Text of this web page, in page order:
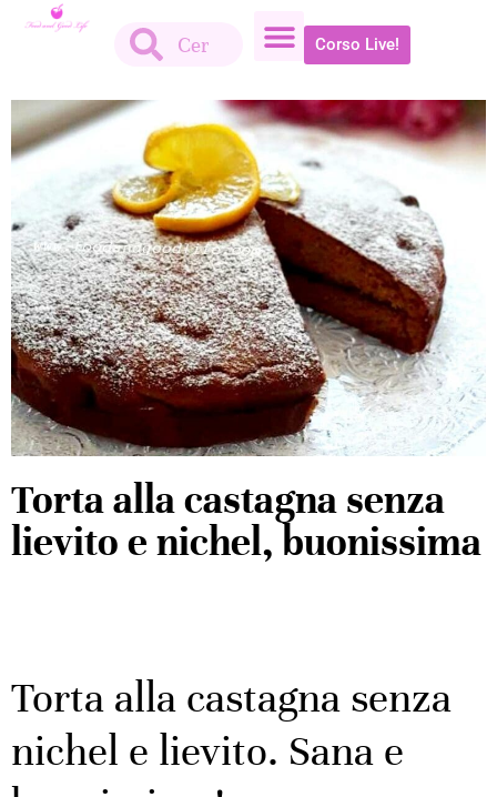
Corso Live!
Torta alla castagna senza
lievito e nichel, buonissima
Torta alla castagna senza
nichel e lievito. Sana e